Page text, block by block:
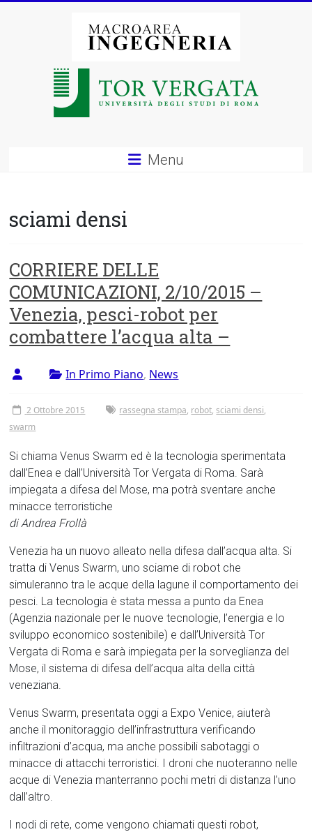
Macroarea
degli
di
Roma
Tor
Vergata
Menu
sciami densi
CORRIERE DELLE
COMUNICAZIONI, 2/10/2015 –
Venezia, pesci-robot per
combattere l’acqua alta –
In Primo Piano, News
2 Ottobre 2015 rassegna stampa, robot,sciami densi,
swarm
Si chiama Venus Swarm ed è la tecnologia sperimentata
dall’Enea e dall’Università Tor Vergata di Roma. Sarà
impiegata a difesa del Mose, ma potrà sventare anche
minacce terroristiche
di Andrea Frollà
Venezia ha un nuovo alleato nella difesa dall’acqua alta. Si
tratta di Venus Swarm, uno sciame di robot che
simuleranno tra le acque della lagune il comportamento dei
pesci. La tecnologia è stata messa a punto da Enea
(Agenzia nazionale per le nuove tecnologie, l’energia e lo
sviluppo economico sostenibile) e dall’Università Tor
Vergata di Roma e sarà impiegata per la sorveglianza del
Mose, il sistema di difesa dell’acqua alta della città
veneziana.
Venus Swarm, presentata oggi a Expo Venice, aiuterà
anche il monitoraggio dell’infrastruttura verificando
infiltrazioni d’acqua, ma anche possibili sabotaggi o
minacce di attacchi terroristici. I droni che nuoteranno nelle
acque di Venezia manterranno pochi metri di distanza l’uno
dall’altro.
I nodi di rete, come vengono chiamati questi robot,